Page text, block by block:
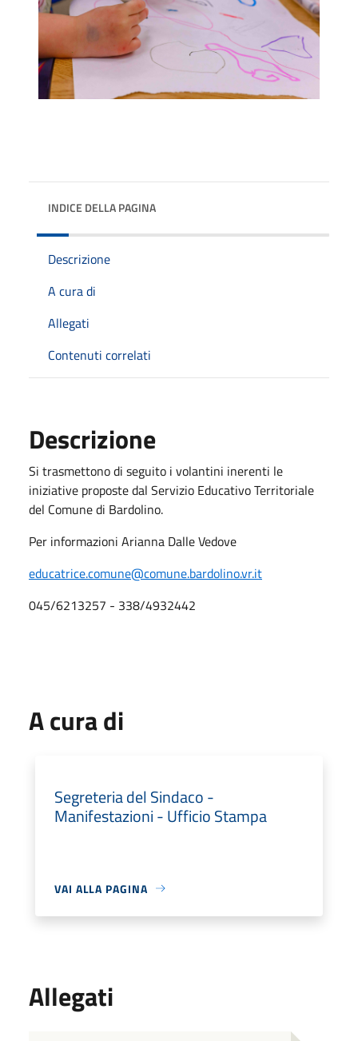
INDICE DELLA PAGINA
Descrizione
A cura di
Allegati
Contenuti correlati
Descrizione
Si trasmettono di seguito i volantini inerenti le
iniziative proposte dal Servizio Educativo Territoriale
del Comune di Bardolino.
Per informazioni Arianna Dalle Vedove
educatrice.comune@comune.bardolino.vr.it
045/6213257 - 338/4932442
A cura di
Segreteria del Sindaco -
Manifestazioni - Ufficio Stampa
VAI ALLA PAGINA
Allegati